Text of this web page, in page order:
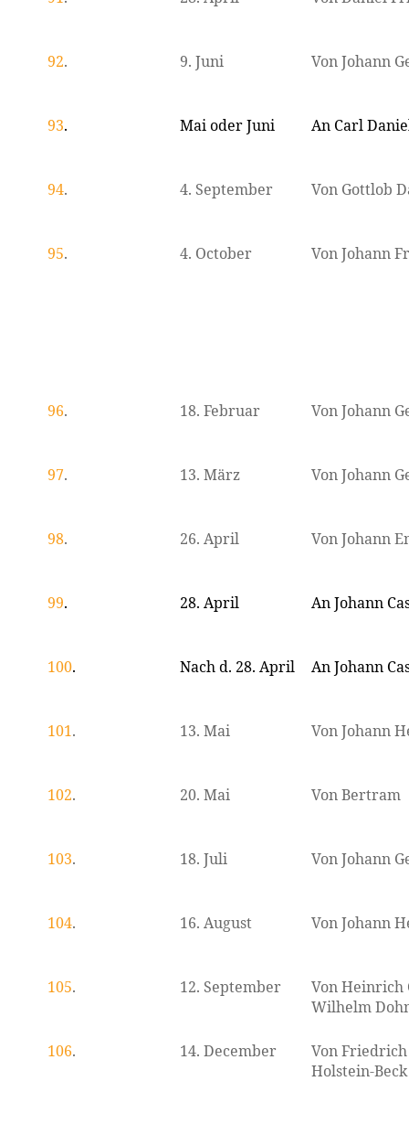
92. 9. Juni Von Johann
93. Mai oder Juni An Carl
94. 4. September Von Gottlob
95. 4. October Von Johann
96. 18. Februar Von Johann
97. 13. März Von Johann
98. 26. April Von Johann
99. 28. April An Johann
100. Nach d. 28. April An Johann
101. 13. Mai Von Johann
102. 20. Mai Von Bertram
103. 18. Juli Von Johann
104. 16. August Von Johann
105. 12. September
Von Heinrich
Wilhelm
106. 14. December
Von
Holstein-Beck